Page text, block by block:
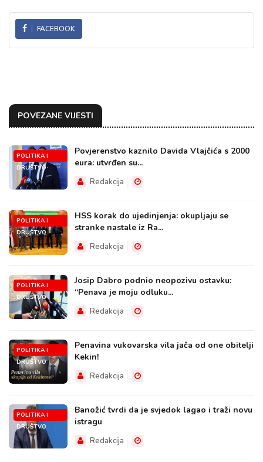
FACEBOOK
POVEZANE VIJESTI
POLITIKA I
DRUŠTVO
Povjerenstvo kaznilo Davida Vlajčića s 2000
eura: utvrđen su...
Redakcija
POLITIKA I
DRUŠTVO
HSS korak do ujedinjenja: okupljaju se
stranke nastale iz Ra...
Redakcija
POLITIKA I
DRUŠTVO
Josip Dabro podnio neopozivu ostavku:
“Penava je moju odluku...
Redakcija
POLITIKA I
DRUŠTVO
Penavina vukovarska vila jača od one obitelji
Kekin!
Redakcija
POLITIKA I
DRUŠTVO
Banožić tvrdi da je svjedok lagao i traži novu
istragu
Redakcija